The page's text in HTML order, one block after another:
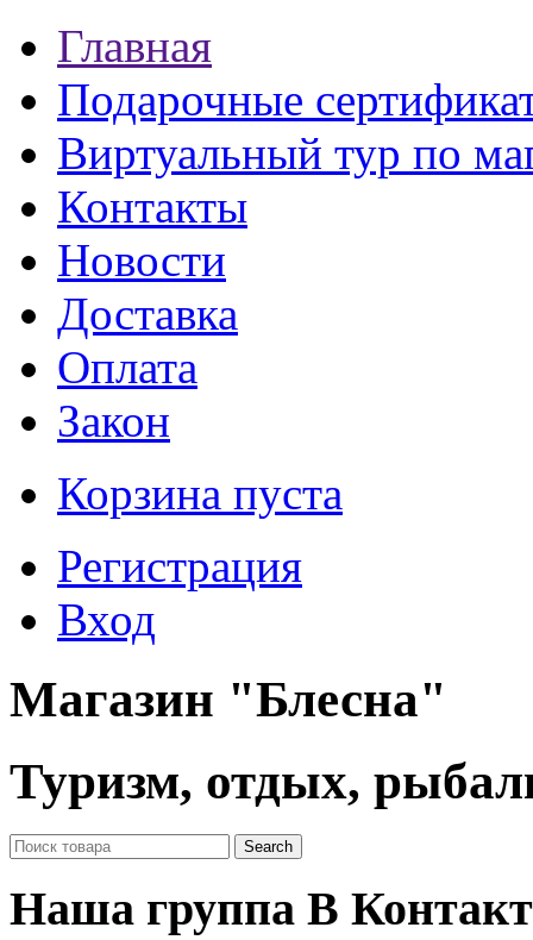
Главная
Подарочные
Виртуальный тур по
Контакты
Новости
Доставка
Оплата
Закон
Корзина пуста
Регистрация
Вход
Магазин "Блесна"
Туризм, отдых,
Наша группа В